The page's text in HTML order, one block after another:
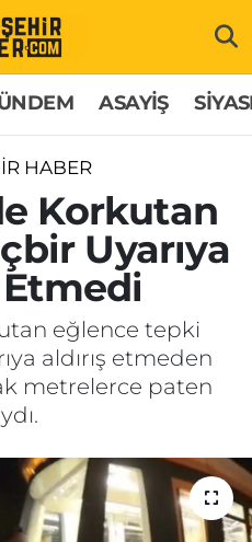
ASAYİŞ
HABER
Korkutan
Uyarıya
Etmedi
eğlence tepki
aldırış etmeden
metrelerce paten
Haritası
ve Fikstür